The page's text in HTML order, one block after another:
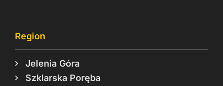
Region
Jelenia Góra
Szklarska Poręba